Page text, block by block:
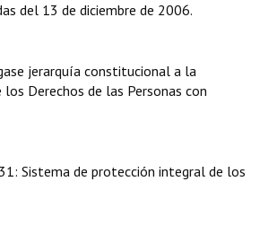
Presidencia
del 13 de diciembre de 2006.
jerarquía constitucional a la
los Derechos de las Personas con
Sistema de protección integral de los